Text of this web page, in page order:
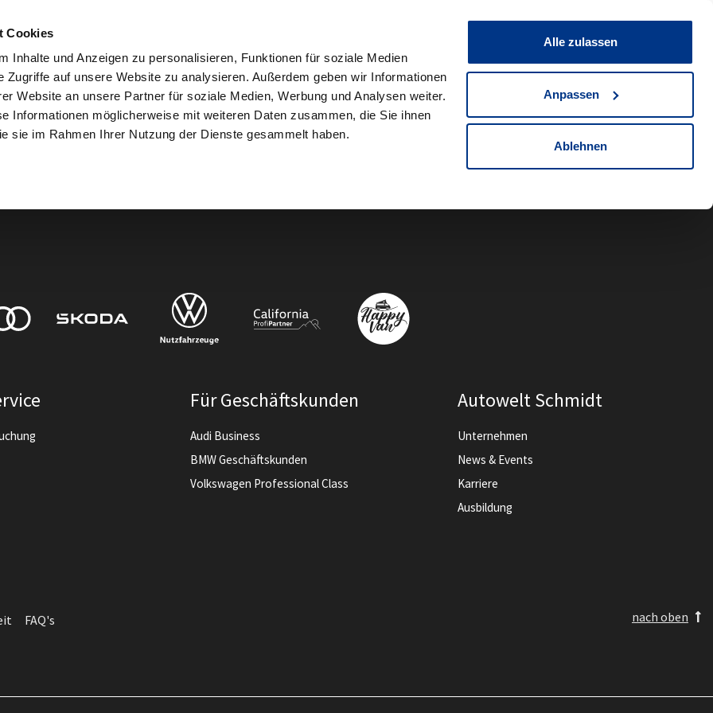
Cookies
Inhalte und Anzeigen zu personalisieren, Funktionen für soziale Medien
Zugriffe auf unsere Website zu analysieren. Außerdem geben wir Informationen
Website an unsere Partner für soziale Medien, Werbung und Analysen weiter.
Informationen möglicherweise mit weiteren Daten zusammen, die Sie ihnen
sie im Rahmen Ihrer Nutzung der Dienste gesammelt haben.
Alle zulassen
Anpassen
Ablehnen
Fahrzeug teilen Merkliste
Für Geschäftskunden
Audi Business
BMW Geschäftskunden
Volkswagen Professional Class
Autowelt Schmidt
Unternehmen
News & Events
Karriere
Ausbildung
FAQ's nach oben